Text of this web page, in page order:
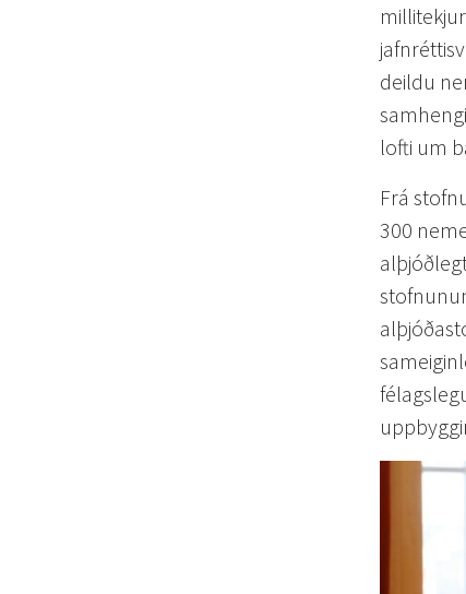
deildu
lofti um
Frá
300